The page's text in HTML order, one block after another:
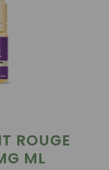
ROUGE
ML